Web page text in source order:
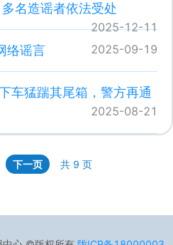
名造谣者依法受处
2025-12-11
络谣言 2025-09-19
车猛踹其尾箱，警方再通
2025-08-21
下一页 共 9 页